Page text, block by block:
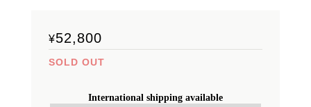
¥52,800
SOLD OUT
International shipping available